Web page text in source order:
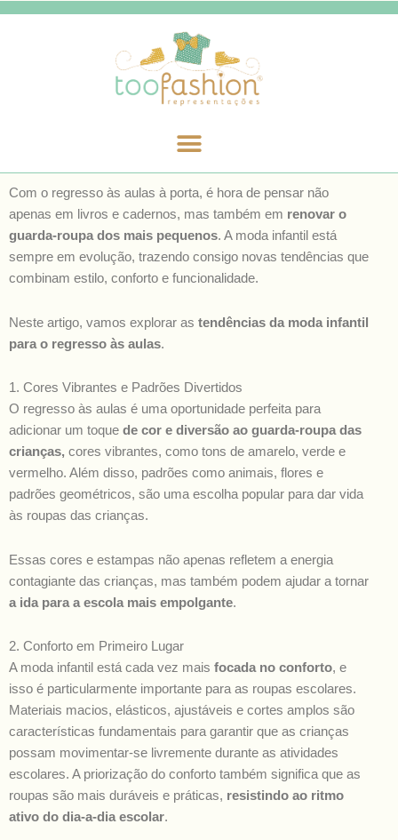
Com o regresso às aulas à porta, é hora de pensar não
apenas em livros e cadernos, mas também em renovar o
guarda-roupa dos mais pequenos. A moda infantil está
sempre em evolução, trazendo consigo novas tendências que
combinam estilo, conforto e funcionalidade.
Neste artigo, vamos explorar as tendências da moda infantil
para o regresso às aulas.
1. Cores Vibrantes e Padrões Divertidos
O regresso às aulas é uma oportunidade perfeita para
adicionar um toque de cor e diversão ao guarda-roupa das
crianças, cores vibrantes, como tons de amarelo, verde e
vermelho. Além disso, padrões como animais, flores e
padrões geométricos, são uma escolha popular para dar vida
às roupas das crianças.
Essas cores e estampas não apenas refletem a energia
contagiante das crianças, mas também podem ajudar a tornar
a ida para a escola mais empolgante.
2. Conforto em Primeiro Lugar
A moda infantil está cada vez mais focada no conforto, e
isso é particularmente importante para as roupas escolares.
Materiais macios, elásticos, ajustáveis e cortes amplos são
características fundamentais para garantir que as crianças
possam movimentar-se livremente durante as atividades
escolares. A priorização do conforto também significa que as
roupas são mais duráveis e práticas, resistindo ao ritmo
ativo do dia-a-dia escolar.